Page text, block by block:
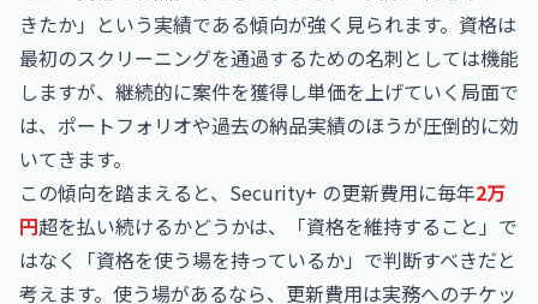
きたか」という実績である傾向が強く見られます。資格は
最初のスクリーニングを通過するための名刺としては機能
しますが、継続的に案件を獲得し単価を上げていく局面で
は、ポートフォリオや過去の納品実績のほうが圧倒的に効
いてきます。
この傾向を踏まえると、Security+ の更新費用に毎年2万
円超を払い続けるかどうかは、「資格を維持すること」で
はなく「資格を使う場を持っているか」で判断すべきだと
考えます。使う場があるなら、更新費用は実務へのチケッ